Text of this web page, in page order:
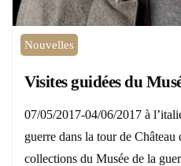
Nouvelles
Visites guidées du
07/05/2017-04/06/2017 à
guerre dans la tour de
collections du Musée de la